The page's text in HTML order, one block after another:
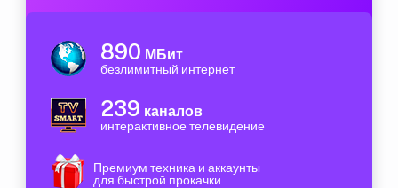
890 МБит
безлимитный интернет
239 каналов
интерактивное телевидение
Премиум техника и аккаунты
для быстрой прокачки